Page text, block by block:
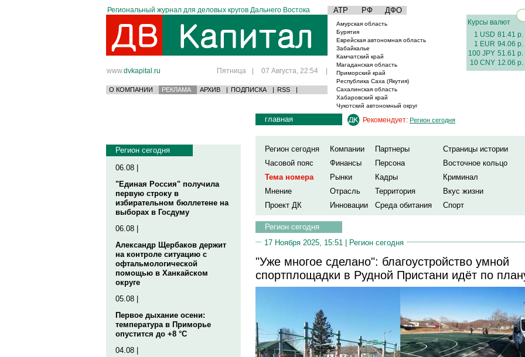
Региональный журнал для деловых кругов Дальнего Востока АТР РФ ДФО
www.dvkapital.ru Пятница | 07 Августа, 22:54 |
О КОМПАНИИ РЕКЛАМА АРХИВ | ПОДПИСКА | RSS |
Амурская область
Бурятия
Еврейская автономная область
Забайкалье
Камчатский край
Магаданская область
Приморский край
Республика Саха (Якутия)
Сахалинская область
Хабаровский край
Чукотский автономный округ
Курсы валют
1 USD 81.41 р.
1 EUR 94.06 р.
100 JPY 51.61 р.
10 CNY 12.06 р.
Регион сегодня
06.08 |
"Единая Россия" получила
первую строку в
избирательном бюллетене на
выборах в Госдуму
06.08 |
Александр Щербаков держит
на контроле ситуацию с
офтальмологической
помощью в Ханкайском
округе
05.08 |
Первое дыхание осени:
температура в Приморье
опустится до +8 °C
04.08 |
главная Рекомендует: Регион сегодня
Регион сегодня Компании Партнеры
Страницы истории
Часовой пояс
Финансы Персона
Восточное кольцо
Тема номера
Рынки Кадры
Криминал
Мнение
Отрасль Территория
Вкус жизни
Проект ДК
Инновации Среда обитания Спорт
Регион сегодня
17 Ноября 2025, 15:51 | Регион сегодня
"Уже многое сделано": благоустройство умной
спортплощадки в Рудной Пристани идёт по